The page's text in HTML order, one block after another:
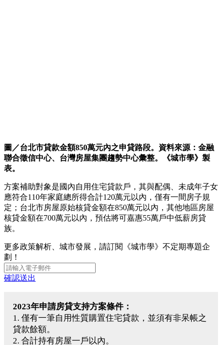
圖／台北市貸款金額850萬元內之申貸路段。資料來源：金融
聯合徵信中心、台灣房屋集團趨勢中心彙整。《城市學》製
表。
方案補助對象是國內自用住宅貸款戶，其與配偶、未成年子女
應符合110年家庭總所得合計120萬元以內，僅有一間房子規
定；台北市房屋原始核貸金額在850萬元以內，其他地區房屋
核貸金額在700萬元以內，預估將可嘉惠55萬戶中低薪房貸
族。
更多政策解析、城市發展，請訂閱《城市學》不定期專題企
劃！
確認送出
2023年申請房貸支持方案條件：
1. 僅有一筆自用性質購置住宅貸款，並須有非呆帳之
貸款餘額。
2. 合計持有房屋一戶以內。